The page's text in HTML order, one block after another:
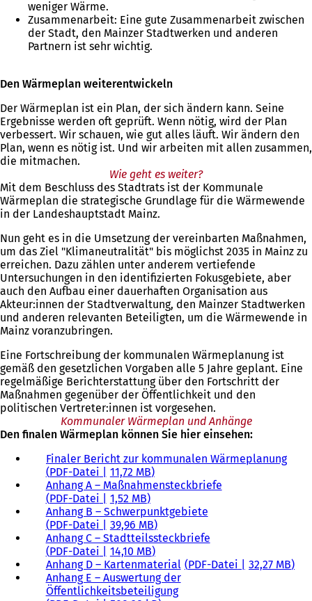
weniger Wärme.
Zusammenarbeit: Eine gute Zusammenarbeit zwischen
der Stadt, den Mainzer Stadtwerken und anderen
Partnern ist sehr wichtig.
Den Wärmeplan weiterentwickeln
Der Wärmeplan ist ein Plan, der sich ändern kann. Seine
Ergebnisse werden oft geprüft. Wenn nötig, wird der Plan
verbessert. Wir schauen, wie gut alles läuft. Wir ändern den
Plan, wenn es nötig ist. Und wir arbeiten mit allen zusammen,
die mitmachen.
Wie geht es weiter?
Mit dem Beschluss des Stadtrats ist der Kommunale
Wärmeplan die strategische Grundlage für die Wärmewende
in der Landeshauptstadt Mainz.
Nun geht es in die Umsetzung der vereinbarten Maßnahmen,
um das Ziel "Klimaneutralität" bis möglichst 2035 in Mainz zu
erreichen. Dazu zählen unter anderem vertiefende
Untersuchungen in den identifizierten Fokusgebiete, aber
auch den Aufbau einer dauerhaften Organisation aus
Akteur:innen der Stadtverwaltung, den Mainzer Stadtwerken
und anderen relevanten Beteiligten, um die Wärmewende in
Mainz voranzubringen.
Eine Fortschreibung der kommunalen Wärmeplanung ist
gemäß den gesetzlichen Vorgaben alle 5 Jahre geplant. Eine
regelmäßige Berichterstattung über den Fortschritt der
Maßnahmen gegenüber der Öffentlichkeit und den
politischen Vertreter:innen ist vorgesehen.
Kommunaler Wärmeplan und Anhänge
Den finalen Wärmeplan können Sie hier einsehen:
Finaler Bericht zur kommunalen Wärmeplanung
PDF-Datei
11,72 MB
Anhang A – Maßnahmensteckbriefe
PDF-Datei
1,52 MB
Anhang B – Schwerpunktgebiete
PDF-Datei
39,96 MB
Anhang C – Stadtteilssteckbriefe
PDF-Datei
14,10 MB
Anhang D – Kartenmaterial PDF-Datei
32,27 MB
Anhang E – Auswertung der
Öffentlichkeitsbeteiligung